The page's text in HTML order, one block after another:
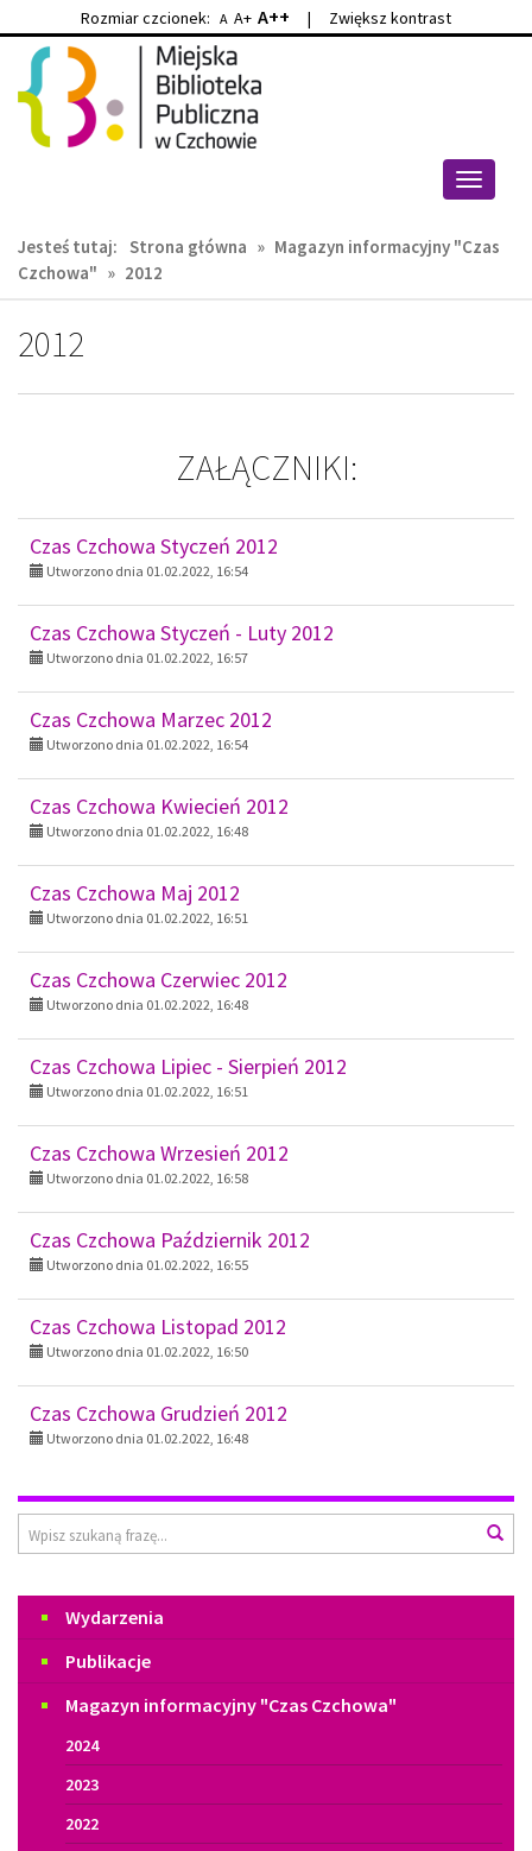
Przejdź
głównej
treści
Przejdź
wyszukiwarki
Rozmiar czcionek: A A+ A++ | Zwiększ kontrast
Przełącz
Jesteś tutaj: Strona główna » Magazyn informacyjny "Czas
Czchowa" » 2012
2012
ZAŁĄCZNIKI:
Czas Czchowa Styczeń 2012
Utworzono dnia 01.02.2022, 16:54
Czas Czchowa Styczeń - Luty 2012
Utworzono dnia 01.02.2022, 16:57
Czas Czchowa Marzec 2012
Utworzono dnia 01.02.2022, 16:54
Czas Czchowa Kwiecień 2012
Utworzono dnia 01.02.2022, 16:48
Czas Czchowa Maj 2012
Utworzono dnia 01.02.2022, 16:51
Czas Czchowa Czerwiec 2012
Utworzono dnia 01.02.2022, 16:48
Czas Czchowa Lipiec - Sierpień 2012
Utworzono dnia 01.02.2022, 16:51
Czas Czchowa Wrzesień 2012
Utworzono dnia 01.02.2022, 16:58
Czas Czchowa Październik 2012
Utworzono dnia 01.02.2022, 16:55
Czas Czchowa Listopad 2012
Utworzono dnia 01.02.2022, 16:50
Czas Czchowa Grudzień 2012
Utworzono dnia 01.02.2022, 16:48
Wyszukiwarka
MenuWydarzenia
Publikacje
Magazyn informacyjny "Czas Czchowa"
2024
2023
2022